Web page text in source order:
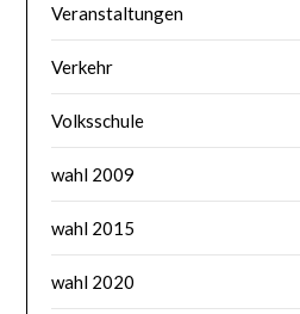
Veranstaltungen
Verkehr
Volksschule
wahl 2009
wahl 2015
wahl 2020